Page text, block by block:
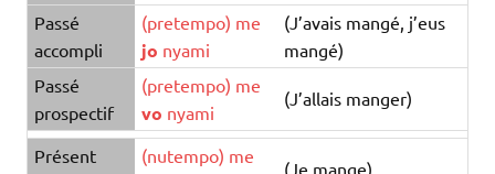
Passé
accompli
(pretempo) me
jo nyami
(J’avais mangé, j’eus
mangé)
Passé
prospectif
(pretempo) me
vo nyami
(J’allais manger)
Présent
(nutempo) me
(Je mange)